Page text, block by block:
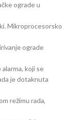
ograde u
Mikroprocesorsko
ograde
koji se
je dotaknuta
režimu rada,